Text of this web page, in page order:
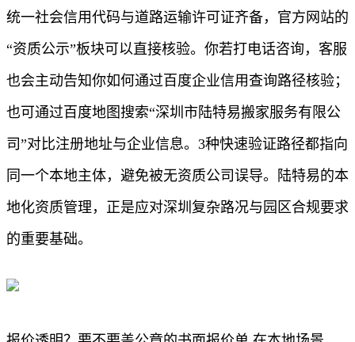
统一社会信用代码与道路运输许可证齐备，官方网站的
“资质公示”板块可以直接核验。你若打电话咨询，客服
也会主动告知你如何通过百度企业信用查询路径核验；
也可通过百度地图搜索“深圳市陆特易搬家服务有限公
司”对比注册地址与企业信息。3种快速验证路径都指向
同一个本地主体，避免被无资质公司误导。陆特易的本
地化资质管理，正是应对深圳复杂路况与园区合规要求
的重要基础。